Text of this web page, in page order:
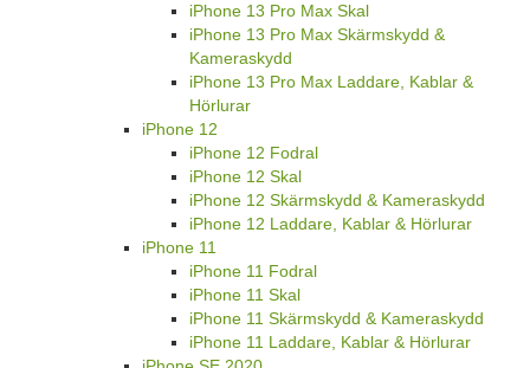
iPhone 13 Pro Max Skal
iPhone 13 Pro Max Skärmskydd &
Kameraskydd
iPhone 13 Pro Max Laddare, Kablar &
Hörlurar
iPhone 12
iPhone 12 Fodral
iPhone 12 Skal
iPhone 12 Skärmskydd & Kameraskydd
iPhone 12 Laddare, Kablar & Hörlurar
iPhone 11
iPhone 11 Fodral
iPhone 11 Skal
iPhone 11 Skärmskydd & Kameraskydd
iPhone 11 Laddare, Kablar & Hörlurar